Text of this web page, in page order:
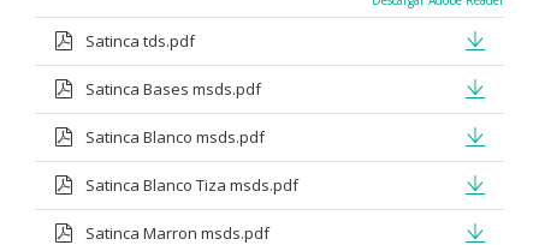
Satinca tds.pdf
Satinca Bases msds.pdf
Satinca Blanco msds.pdf
Satinca Blanco Tiza msds.pdf
Satinca Marron msds.pdf